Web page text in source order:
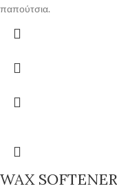
παπούτσια.
WAX